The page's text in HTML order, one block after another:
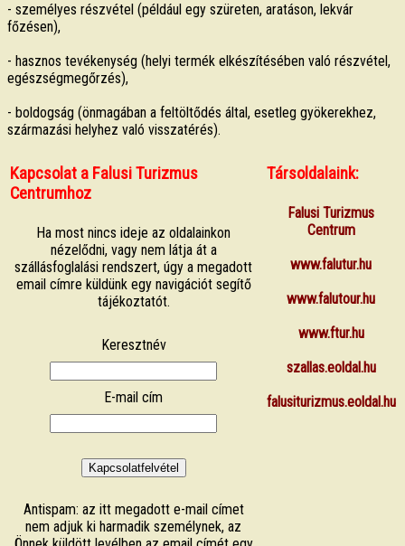
- személyes részvétel (például egy szüreten, aratáson, lekvár
főzésen),
- hasznos tevékenység (helyi termék elkészítésében való részvétel,
egészségmegőrzés),
- boldogság (önmagában a feltöltődés által, esetleg gyökerekhez,
származási helyhez való visszatérés).
Kapcsolat a Falusi Turizmus
Centrumhoz
Ha most nincs ideje az oldalainkon
nézelődni, vagy nem látja át a
szállásfoglalási rendszert, úgy a megadott
email címre küldünk egy navigációt segítő
tájékoztatót.
Keresztnév
E-mail cím
Antispam: az itt megadott e-mail címet
nem adjuk ki harmadik személynek, az
Társoldalaink:
Falusi Turizmus
Centrum
www.falutur.hu
www.falutour.hu
www.ftur.hu
szallas.eoldal.hu
falusiturizmus.eoldal.hu